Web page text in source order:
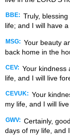
BBE: Truly,
life; and I will have
MSG: Your beauty
back home in the
CEV: Your kindness
life, and I will live
CEVUK: Your
my life, and I will
GWV: Certainly,
days of my life, and